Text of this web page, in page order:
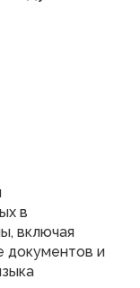
в
включая
документов и